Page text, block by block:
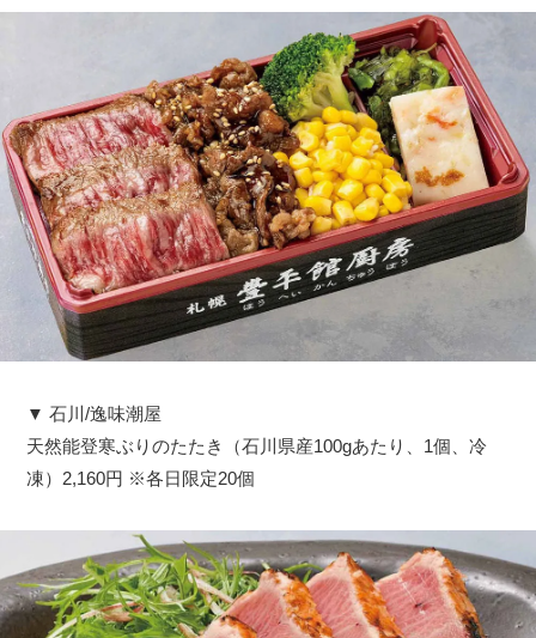
▼ 石川/逸味潮屋
天然能登寒ぶりのたたき（石川県産100gあたり、1個、冷
凍）2,160円 ※各日限定20個